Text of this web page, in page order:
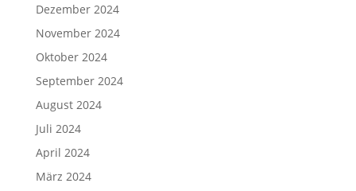
Dezember 2024
November 2024
Oktober 2024
September 2024
August 2024
Juli 2024
April 2024
März 2024